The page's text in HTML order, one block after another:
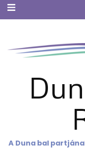
A Duna bal